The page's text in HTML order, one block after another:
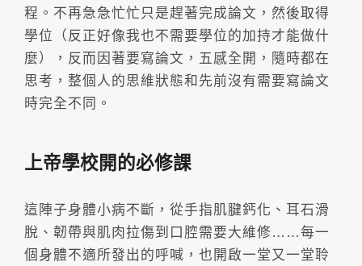
程。不再急急忙忙只是趕著完成論文，然後取得
學位（反正好像我也不需要學位的加持才能做什
麼），反而因著要寫論文，五感全開，隨時都在
思考，整個人的思維狀態和先前沒有需要寫論文
時完全不同。
上帝學校開的必修課
這陣子身體小病不斷，從手指肌腱鈣化、耳石滑
脫、韌帶與肌肉拉傷到口腔需要大維修……每一
個身體不適所發出的呼喊，也開啟一堂又一堂聆